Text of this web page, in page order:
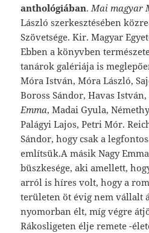
anthológiában. Mai magyar
László szerkesztésében
Szövetsége. Kir. Magyar
Ebben a könyvben
tanárok galériája is
Móra István, Móra László,
Boross Sándor, Havas
Emma, Madai Gyula,
Palágyi Lajos, Petri Mór.
Sándor, hogy csak a
említsük.A másik Nagy
büszkesége, aki amellett,
arról is híres volt, hogy a
területen öt évig nem vállalt
nyomorban élt, míg végre
Rákosligeten élje remete -